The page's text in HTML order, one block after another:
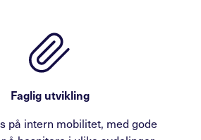
Faglig utvikling
på intern mobilitet, med gode